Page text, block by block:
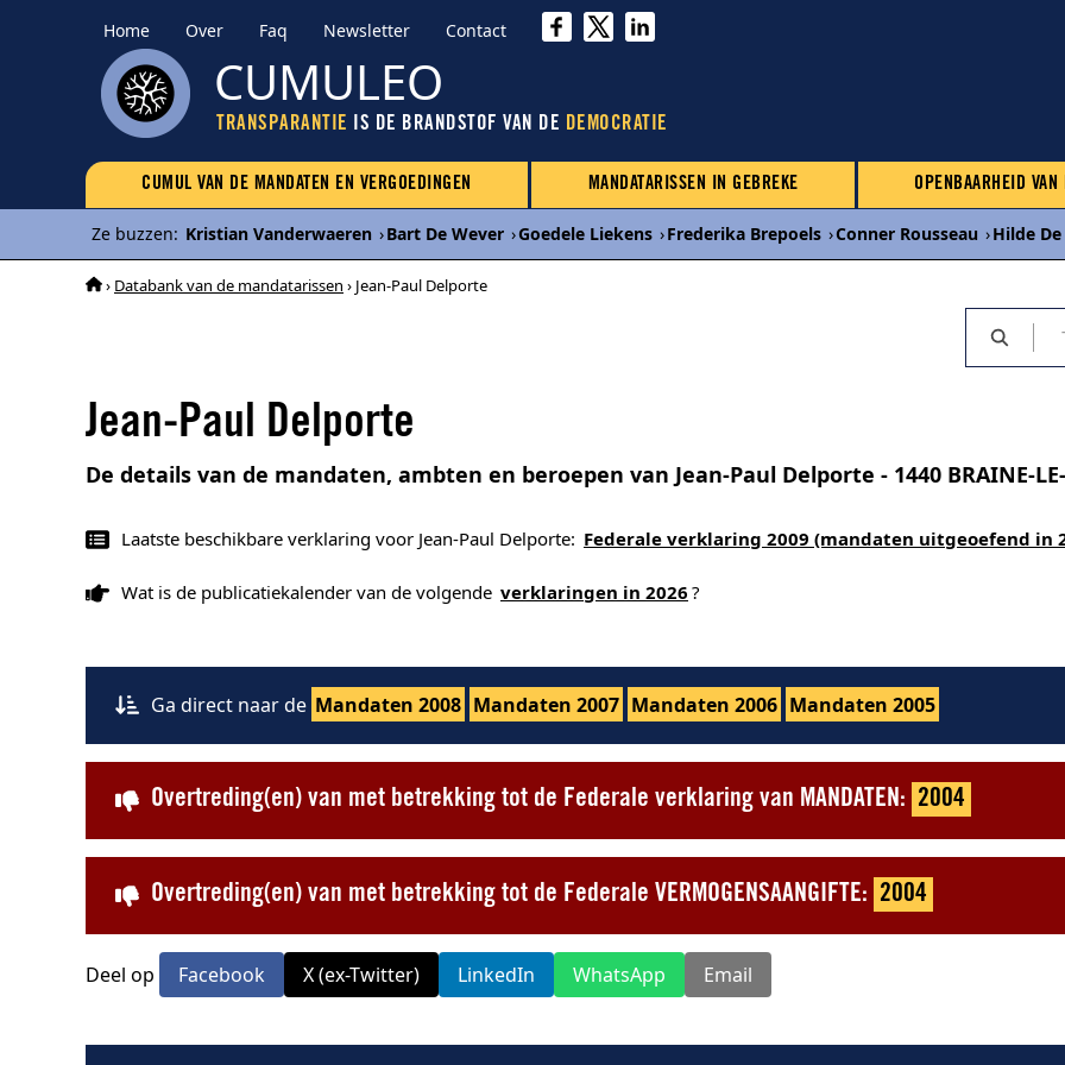
Home Over Faq Newsletter Contact
CUMULEO
TRANSPARANTIE IS DE BRANDSTOF VAN DE DEMOCRATIE
CUMUL VAN DE MANDATEN EN VERGOEDINGEN MANDATARISSEN IN GEBREKE OPENBAARHEID VAN
Ze buzzen: Kristian Vanderwaeren ›Bart De Wever ›Goedele Liekens ›Frederika Brepoels ›Conner Rousseau ›Hilde
› Databank van de mandatarissen › Jean-Paul Delporte
Jean-Paul Delporte
De details van de mandaten, ambten en beroepen van Jean-Paul Delporte - 1440 BRAINE-LE-
Laatste beschikbare verklaring voor Jean-Paul Delporte: Federale verklaring 2009 (mandaten uitgeoefend in
Wat is de publicatiekalender van de volgende verklaringen in 2026 ?
Ga direct naar de Mandaten 2008 Mandaten 2007 Mandaten 2006 Mandaten 2005
Overtreding(en) van met betrekking tot de Federale verklaring van MANDATEN: 2004
Overtreding(en) van met betrekking tot de Federale VERMOGENSAANGIFTE: 2004
Deel op Facebook X (ex-Twitter) LinkedIn WhatsApp Email